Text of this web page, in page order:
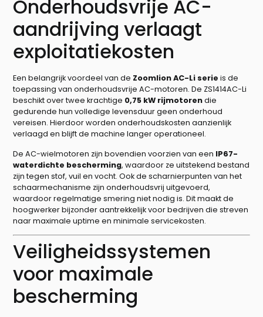
Onderhoudsvrije AC-
aandrijving verlaagt
exploitatiekosten
Een belangrijk voordeel van de Zoomlion AC-Li serie is de
toepassing van onderhoudsvrije AC-motoren. De ZS1414AC-Li
beschikt over twee krachtige 0,75 kW rijmotorendie
gedurende hun volledige levensduur geen onderhoud
vereisen. Hierdoor worden onderhoudskosten aanzienlijk
verlaagd en blijft de machine langer operationeel.
De AC-wielmotoren zijn bovendien voorzien van een IP67-
waterdichte bescherming, waardoor ze uitstekend bestand
zijn tegen stof, vuil en vocht. Ook de scharnierpunten van het
schaarmechanisme zijn onderhoudsvrij uitgevoerd,
waardoor regelmatige smering niet nodig is. Dit maakt de
hoogwerker bijzonder aantrekkelijk voor bedrijven die streven
naar maximale uptime en minimale servicekosten.
Veiligheidssystemen
voor maximale
bescherming